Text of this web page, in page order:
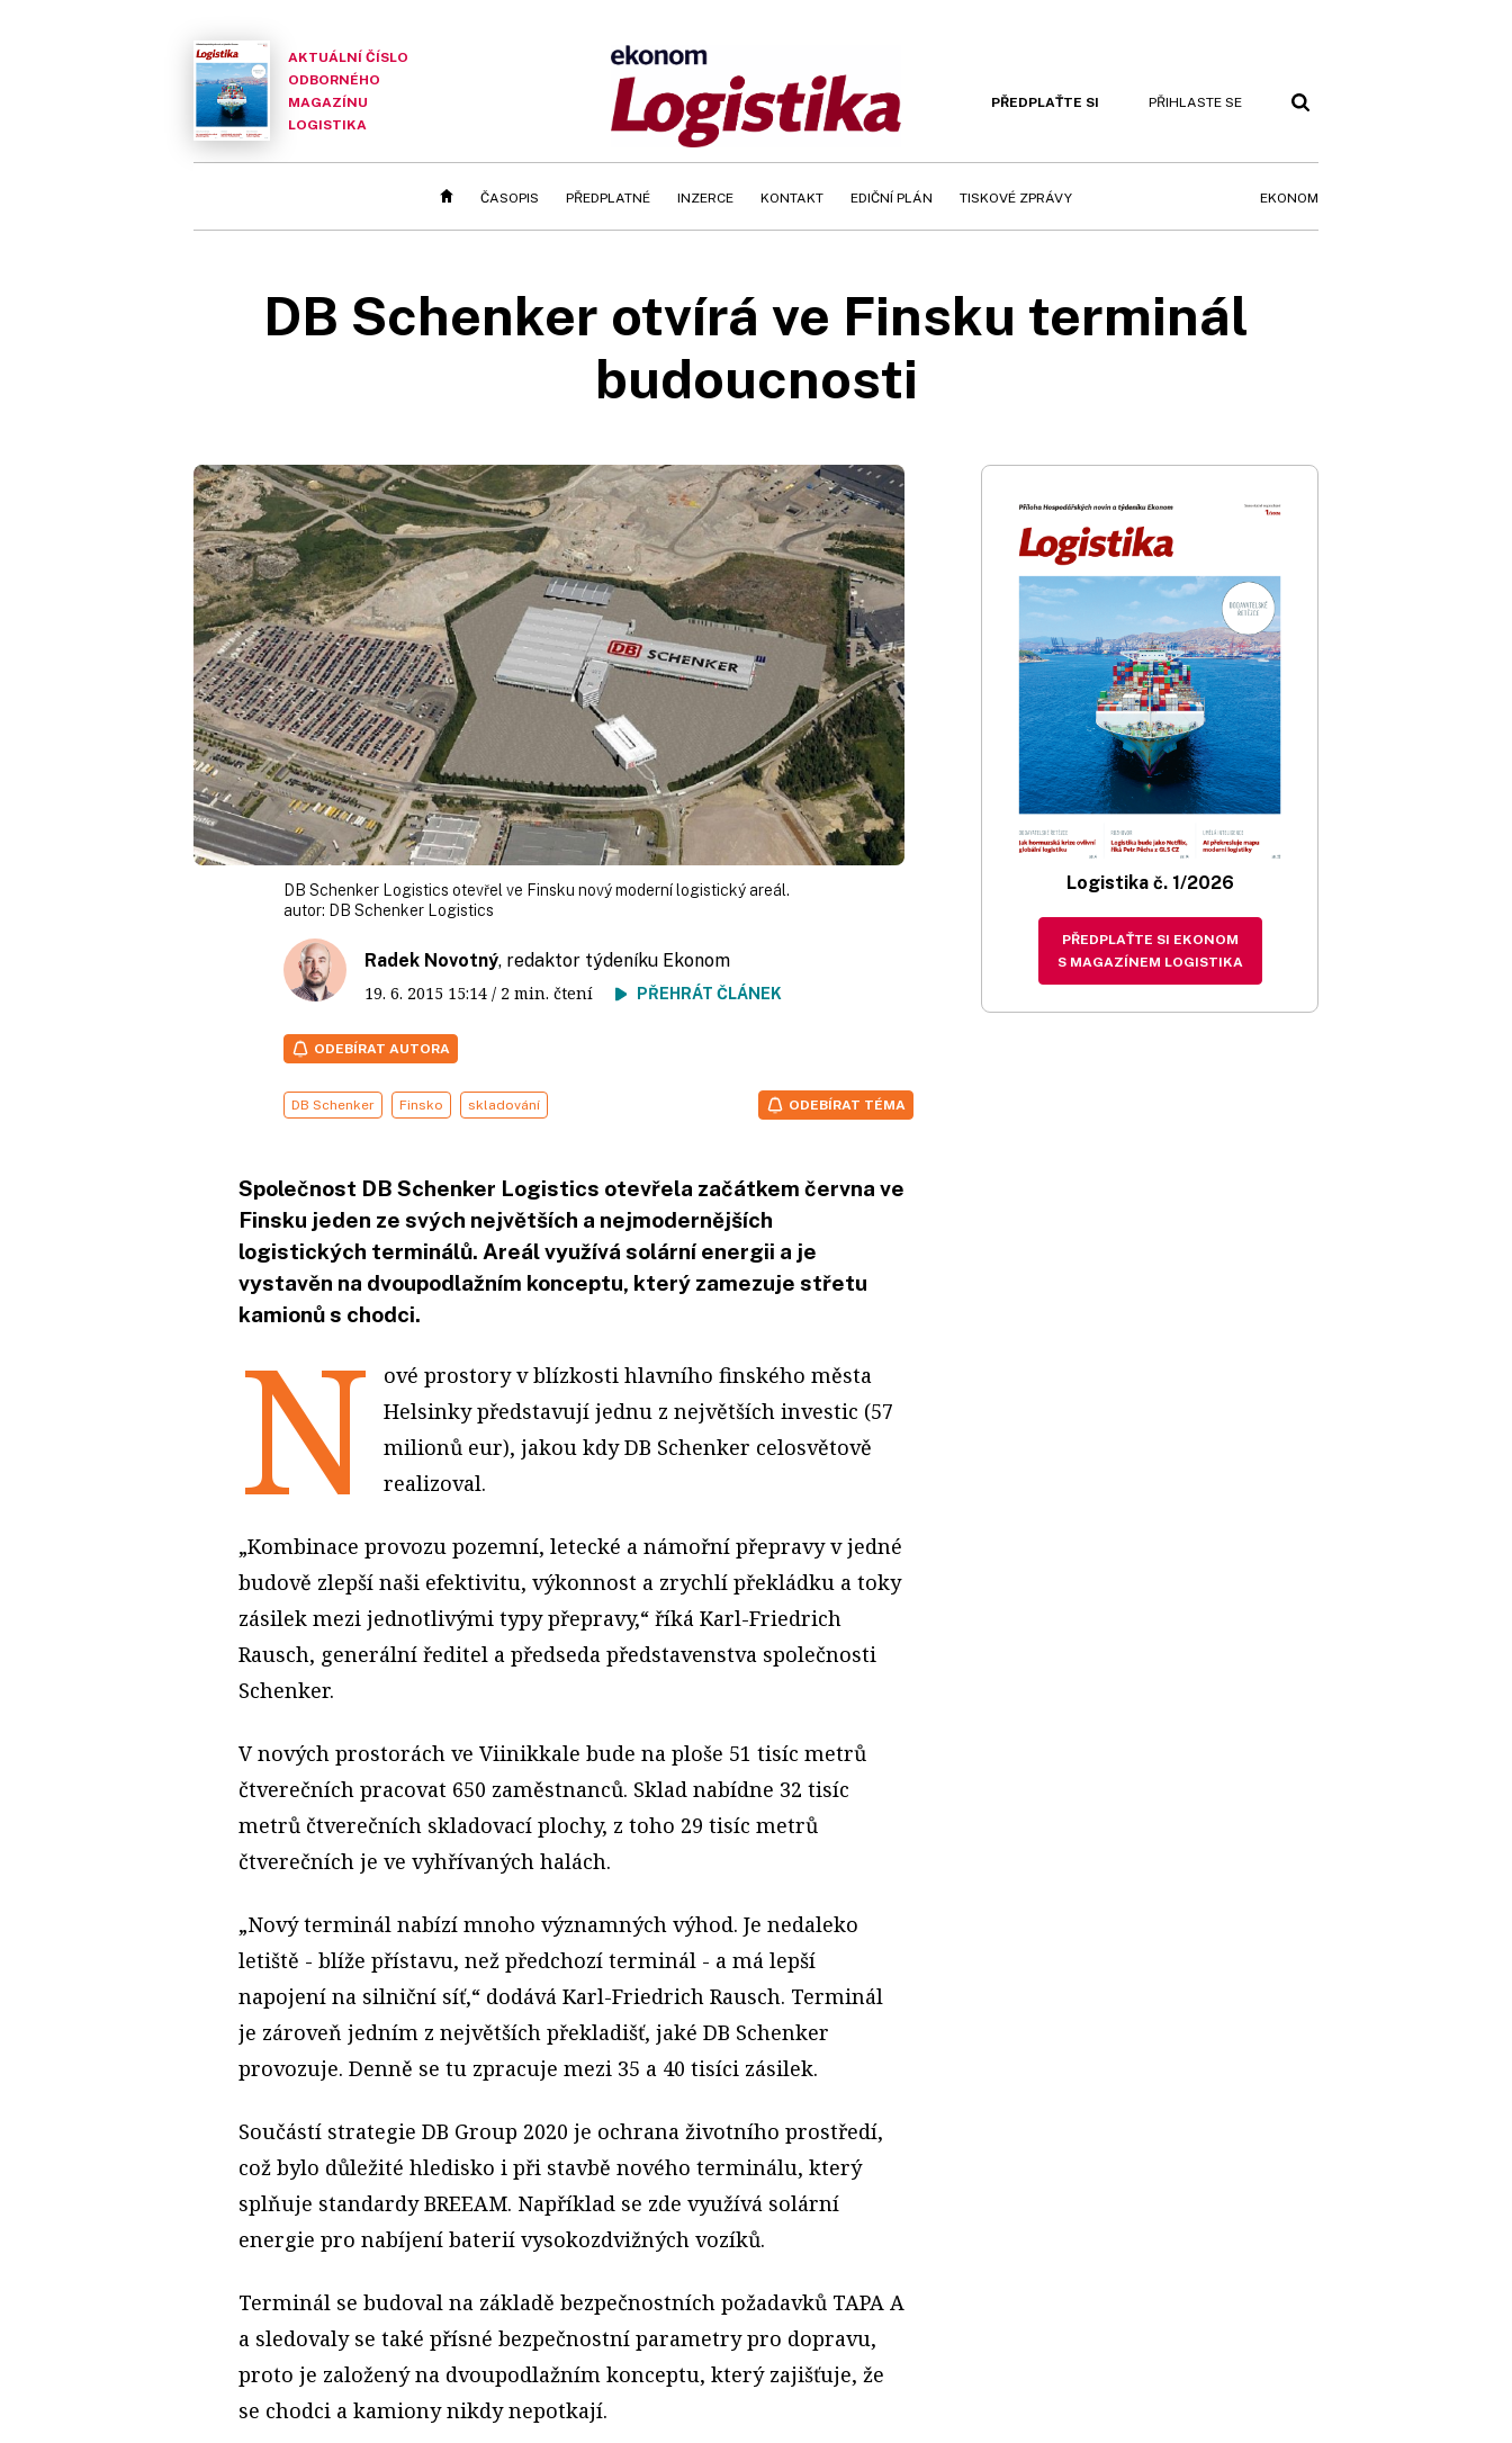
AKTUÁLNÍ ČÍSLO
ODBORNÉHO
MAGAZÍNU
LOGISTIKA
PŘEDPLAŤTE SI PŘIHLASTE SE
ČASOPIS PŘEDPLATNÉ INZERCE KONTAKT EDIČNÍ PLÁN TISKOVÉ ZPRÁVY EKONOM
DB Schenker otvírá ve Finsku terminál
budoucnosti
DB Schenker Logistics otevřel ve Finsku nový moderní logistický areál.
autor: DB Schenker Logistics
Radek Novotný, redaktor týdeníku Ekonom
19. 6. 2015 15:14 / 2 min. čtení PŘEHRÁT ČLÁNEK
ODEBÍRAT AUTORA
DB Schenker Finsko skladování ODEBÍRAT TÉMA
Společnost DB Schenker Logistics otevřela začátkem června ve
Finsku jeden ze svých největších a nejmodernějších
logistických terminálů. Areál využívá solární energii a je
vystavěn na dvoupodlažním konceptu, který zamezuje střetu
kamionů s chodci.
N
ové prostory v blízkosti hlavního finského města
Helsinky představují jednu z největších investic (57
milionů eur), jakou kdy DB Schenker celosvětově
realizoval.
„Kombinace provozu pozemní, letecké a námořní přepravy v jedné
budově zlepší naši efektivitu, výkonnost a zrychlí překládku a toky
zásilek mezi jednotlivými typy přepravy,“ říká Karl-Friedrich
Rausch, generální ředitel a předseda představenstva společnosti
Schenker.
V nových prostorách ve Viinikkale bude na ploše 51 tisíc metrů
čtverečních pracovat 650 zaměstnanců. Sklad nabídne 32 tisíc
metrů čtverečních skladovací plochy, z toho 29 tisíc metrů
čtverečních je ve vyhřívaných halách.
„Nový terminál nabízí mnoho významných výhod. Je nedaleko
letiště - blíže přístavu, než předchozí terminál - a má lepší
napojení na silniční síť,“ dodává Karl-Friedrich Rausch. Terminál
je zároveň jedním z největších překladišť, jaké DB Schenker
provozuje. Denně se tu zpracuje mezi 35 a 40 tisíci zásilek.
Součástí strategie DB Group 2020 je ochrana životního prostředí,
což bylo důležité hledisko i při stavbě nového terminálu, který
splňuje standardy BREEAM. Například se zde využívá solární
energie pro nabíjení baterií vysokozdvižných vozíků.
Terminál se budoval na základě bezpečnostních požadavků TAPA A
a sledovaly se také přísné bezpečnostní parametry pro dopravu,
proto je založený na dvoupodlažním konceptu, který zajišťuje, že
se chodci a kamiony nikdy nepotkají.
Logistika č. 1/2026
PŘEDPLAŤTE SI EKONOM
S MAGAZÍNEM LOGISTIKA